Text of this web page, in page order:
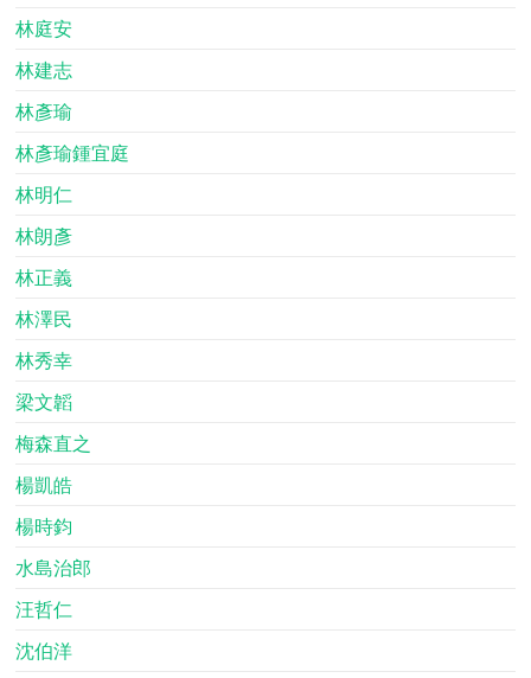
林庭安
林建志
林彥瑜
林彥瑜鍾宜庭
林明仁
林朗彥
林正義
林澤民
林秀幸
梁文韜
梅森直之
楊凱皓
楊時鈞
水島治郎
汪哲仁
沈伯洋